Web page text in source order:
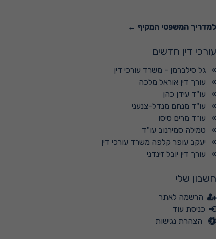
למדריך המשפטי המקיף ←
עורכי דין חדשים
גל סילברמן - משרד עורכי דין
עורך דין אוראל מלכה
עו"ד עידן כהן
עו"ד מנחם מנדל-צנעני
עו״ד מרים סיסו
טמילה סמירנוב עו"ד
יעקב עופר קלפה משרד עורכי דין
עורך דין יובל זינדני
חשבון שלי
הרשמה לאתר
כניסת עוד
הצהרת נגישות